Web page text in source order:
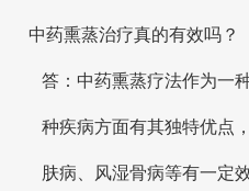
中药熏蒸治疗真的有效吗？
答：中药熏蒸疗法作为一
种疾病方面有其独特优点
肤病、风湿骨病等有一定